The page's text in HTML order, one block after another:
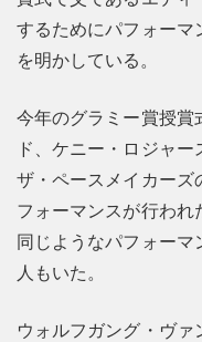
するためにパフォーマ
を明かしている。
今年のグラミー賞授賞
ド、ケニー・ロジャ
ザ・ペースメイカー
フォーマンスが行わ
同じようなパフォー
人もいた。
ウォルフガング・ヴ